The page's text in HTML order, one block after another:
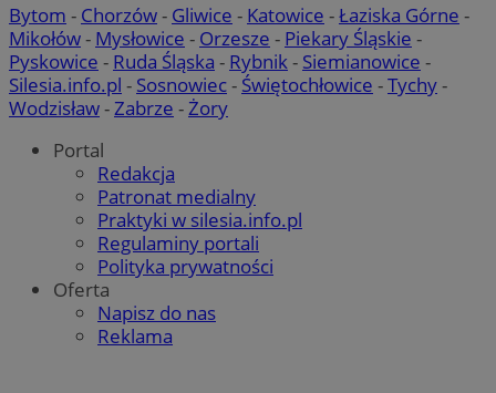
Bytom - Chorzów- Gliwice - Katowice -Łaziska Górne -
Mikołów- Mysłowice - Orzesze - Piekary Śląskie -
Pyskowice - Ruda Śląska - Rybnik- Siemianowice -
Silesia.info.pl - Sosnowiec- Świętochłowice -Tychy-
Wodzisław-Zabrze -Żory
Portal
Redakcja
Patronat medialny
Praktyki w silesia.info.pl
Regulaminy portali
Polityka prywatności
Oferta
Napisz do nas
Reklama